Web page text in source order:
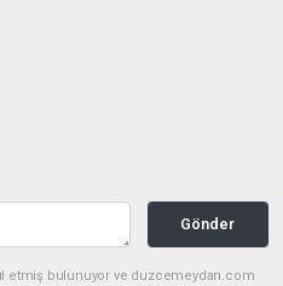
Gönder
etmiş bulunuyor ve duzcemeydan.com